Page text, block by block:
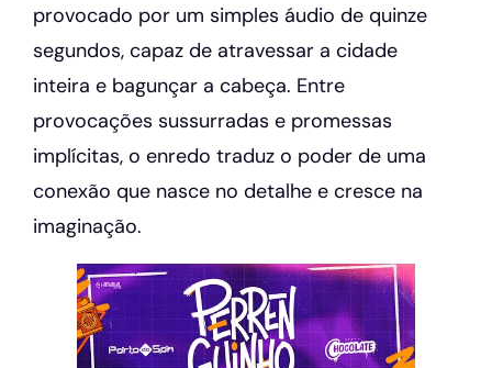
provocado por um simples áudio de quinze
segundos, capaz de atravessar a cidade
inteira e bagunçar a cabeça. Entre
provocações sussurradas e promessas
implícitas, o enredo traduz o poder de uma
conexão que nasce no detalhe e cresce na
imaginação.